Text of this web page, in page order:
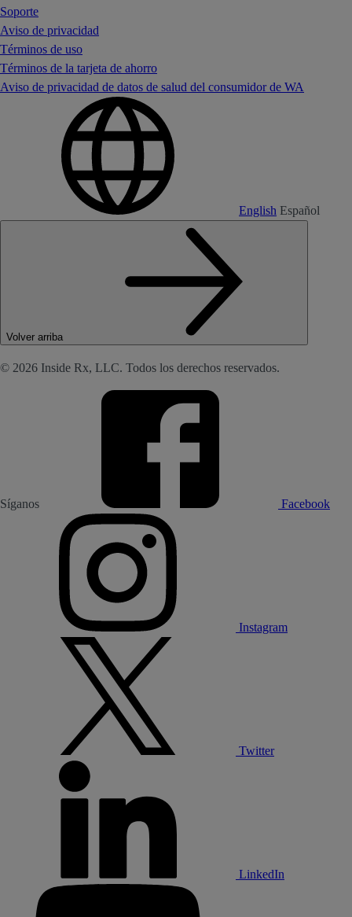
Soporte
Aviso de privacidad
Términos de uso
Términos de la tarjeta de ahorro
Aviso de privacidad de datos de salud del consumidor de WA
English Español
Volver arriba
© 2026 Inside Rx, LLC. Todos los derechos reservados.
Síganos Facebook
Instagram
Twitter
LinkedIn